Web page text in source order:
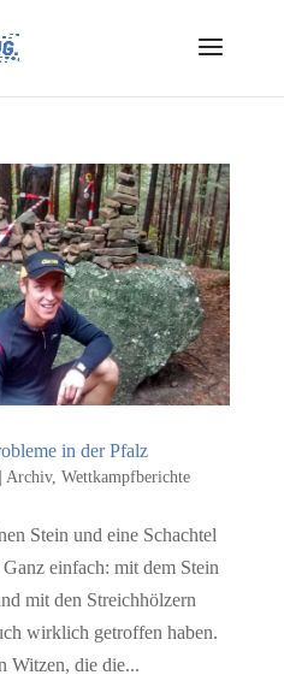
in der Pfalz
Archiv, Wettkampfberichte
Stein und eine Schachtel
einfach: mit dem Stein
mit den Streichhölzern
wirklich getroffen haben.
Witzen, die die...